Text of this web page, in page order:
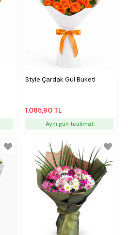
Style Çardak Gül Buketi
1.085,90 TL
Aynı gün teslimat